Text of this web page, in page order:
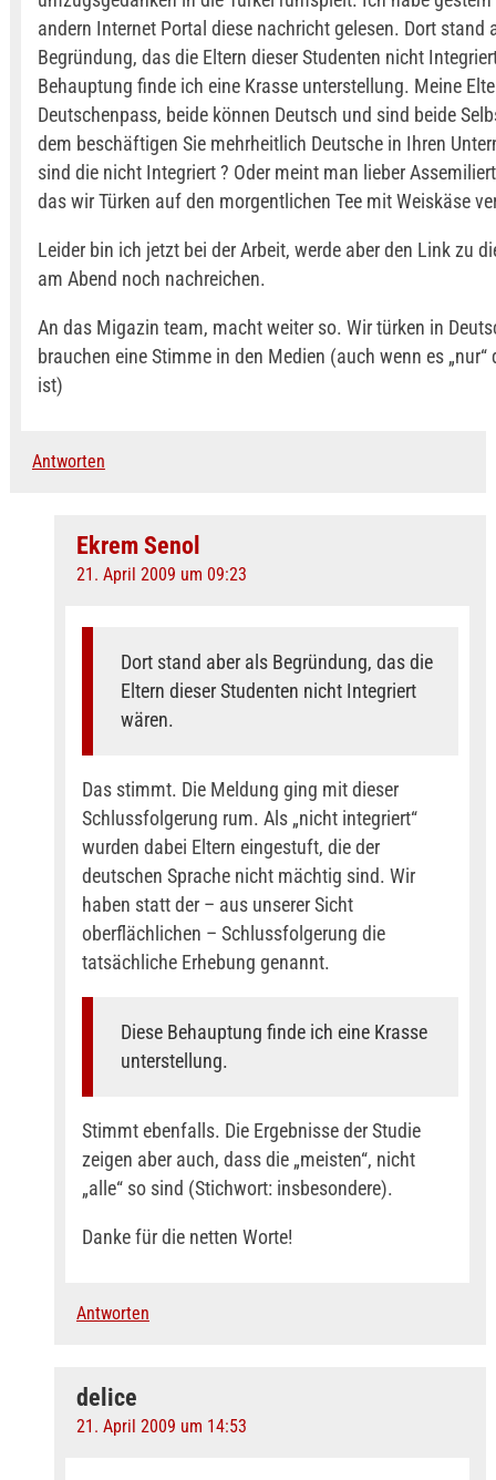
andern Internet Portal diese nachricht gelesen. Dort stand
Begründung, das die Eltern dieser Studenten nicht
Behauptung finde ich eine Krasse unterstellung. Meine
Deutschenpass, beide können Deutsch und sind beide
dem beschäftigen Sie mehrheitlich Deutsche in Ihren
sind die nicht Integriert ? Oder meint man lieber
das wir Türken auf den morgentlichen Tee mit Weiskäse
Leider bin ich jetzt bei der Arbeit, werde aber den Link zu
am Abend noch nachreichen.
An das Migazin team, macht weiter so. Wir türken in
brauchen eine Stimme in den Medien (auch wenn es „nur“
ist)
Antworten
Ekrem Senol
21. April 2009 um 09:23
Dort stand aber als Begründung, das die
Eltern dieser Studenten nicht Integriert
wären.
Das stimmt. Die Meldung ging mit dieser
Schlussfolgerung rum. Als „nicht integriert“
wurden dabei Eltern eingestuft, die der
deutschen Sprache nicht mächtig sind. Wir
haben statt der – aus unserer Sicht
oberflächlichen – Schlussfolgerung die
tatsächliche Erhebung genannt.
Diese Behauptung finde ich eine Krasse
unterstellung.
Stimmt ebenfalls. Die Ergebnisse der Studie
zeigen aber auch, dass die „meisten“, nicht
„alle“ so sind (Stichwort: insbesondere).
Danke für die netten Worte!
Antworten
delice
21. April 2009 um 14:53